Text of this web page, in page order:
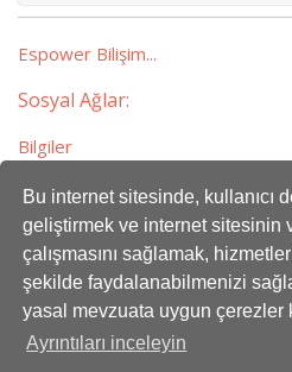
Bu internet sitesinde, kullanıcı
geliştirmek ve internet sitesinin
çalışmasını sağlamak,
şekilde faydalanabilmenizi
yasal mevzuata uygun çerezler
Ayrıntıları inceleyin
Espower Bilişim...
Sosyal Ağlar:
Bilgiler
Ekstralar
Profilim
İletişim
Kampanyalar Ortaklık Programı